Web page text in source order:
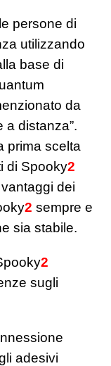
persone di
utilizzando
base di
da
a distanza”.
prima scelta
di Spooky2
dei
2 sempre e
sia stabile.
2
sugli
adesivi